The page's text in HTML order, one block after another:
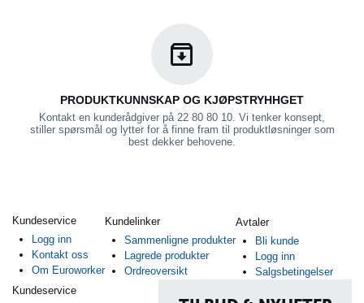
PRODUKTKUNNSKAP OG KJØPSTRYHHGET
Kontakt en kunderådgiver på 22 80 80 10. Vi tenker konsept,
stiller spørsmål og lytter for å finne fram til produktløsninger som
best dekker behovene.
Kundeservice
Logg inn
Kontakt oss
Om Euroworker
Kundelinker
Sammenligne produkter
Lagrede produkter
Ordreoversikt
Avtaler
Bli kunde
Logg inn
Salgsbetingelser
Kundeservice